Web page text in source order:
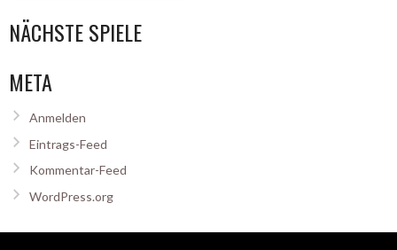
NÄCHSTE SPIELE
META
Anmelden
Eintrags-Feed
Kommentar-Feed
WordPress.org